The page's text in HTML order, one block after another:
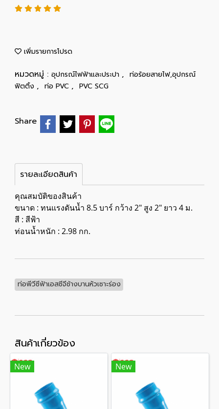
เพิ่มรายการโปรด
หมวดหมู่ : อุปกรณ์ไฟฟ้าและประปา , ท่อร้อยสายไฟ,อุปกรณ์
ฟิตติ้ง , ท่อ PVC , PVC SCG
Share
รายละเอียดสินค้า
คุณสมบัติของสินค้า
ขนาด : ทนแรงดันน้ำ 8.5 บาร์ กว้าง 2" สูง 2" ยาว 4 ม.
สี : สีฟ้า
ท่อนน้ำหนัก : 2.98 กก.
ท่อพีวีซีฟ้าเอสซีจีช้างบานหัวเซาะร่อง
สินค้าเกี่ยวข้อง
New New